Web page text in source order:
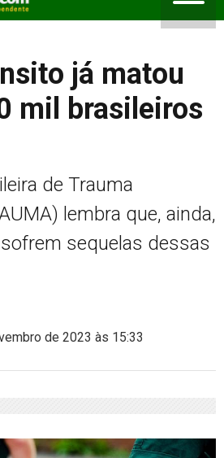
já matou
mil brasileiros
de Trauma
lembra que, ainda,
sequelas dessas
de 2023 às 15:33